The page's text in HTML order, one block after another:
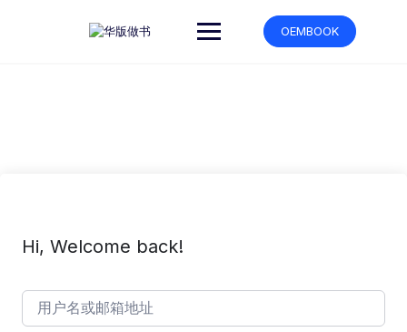
OEMBOOK
Hi, Welcome back!